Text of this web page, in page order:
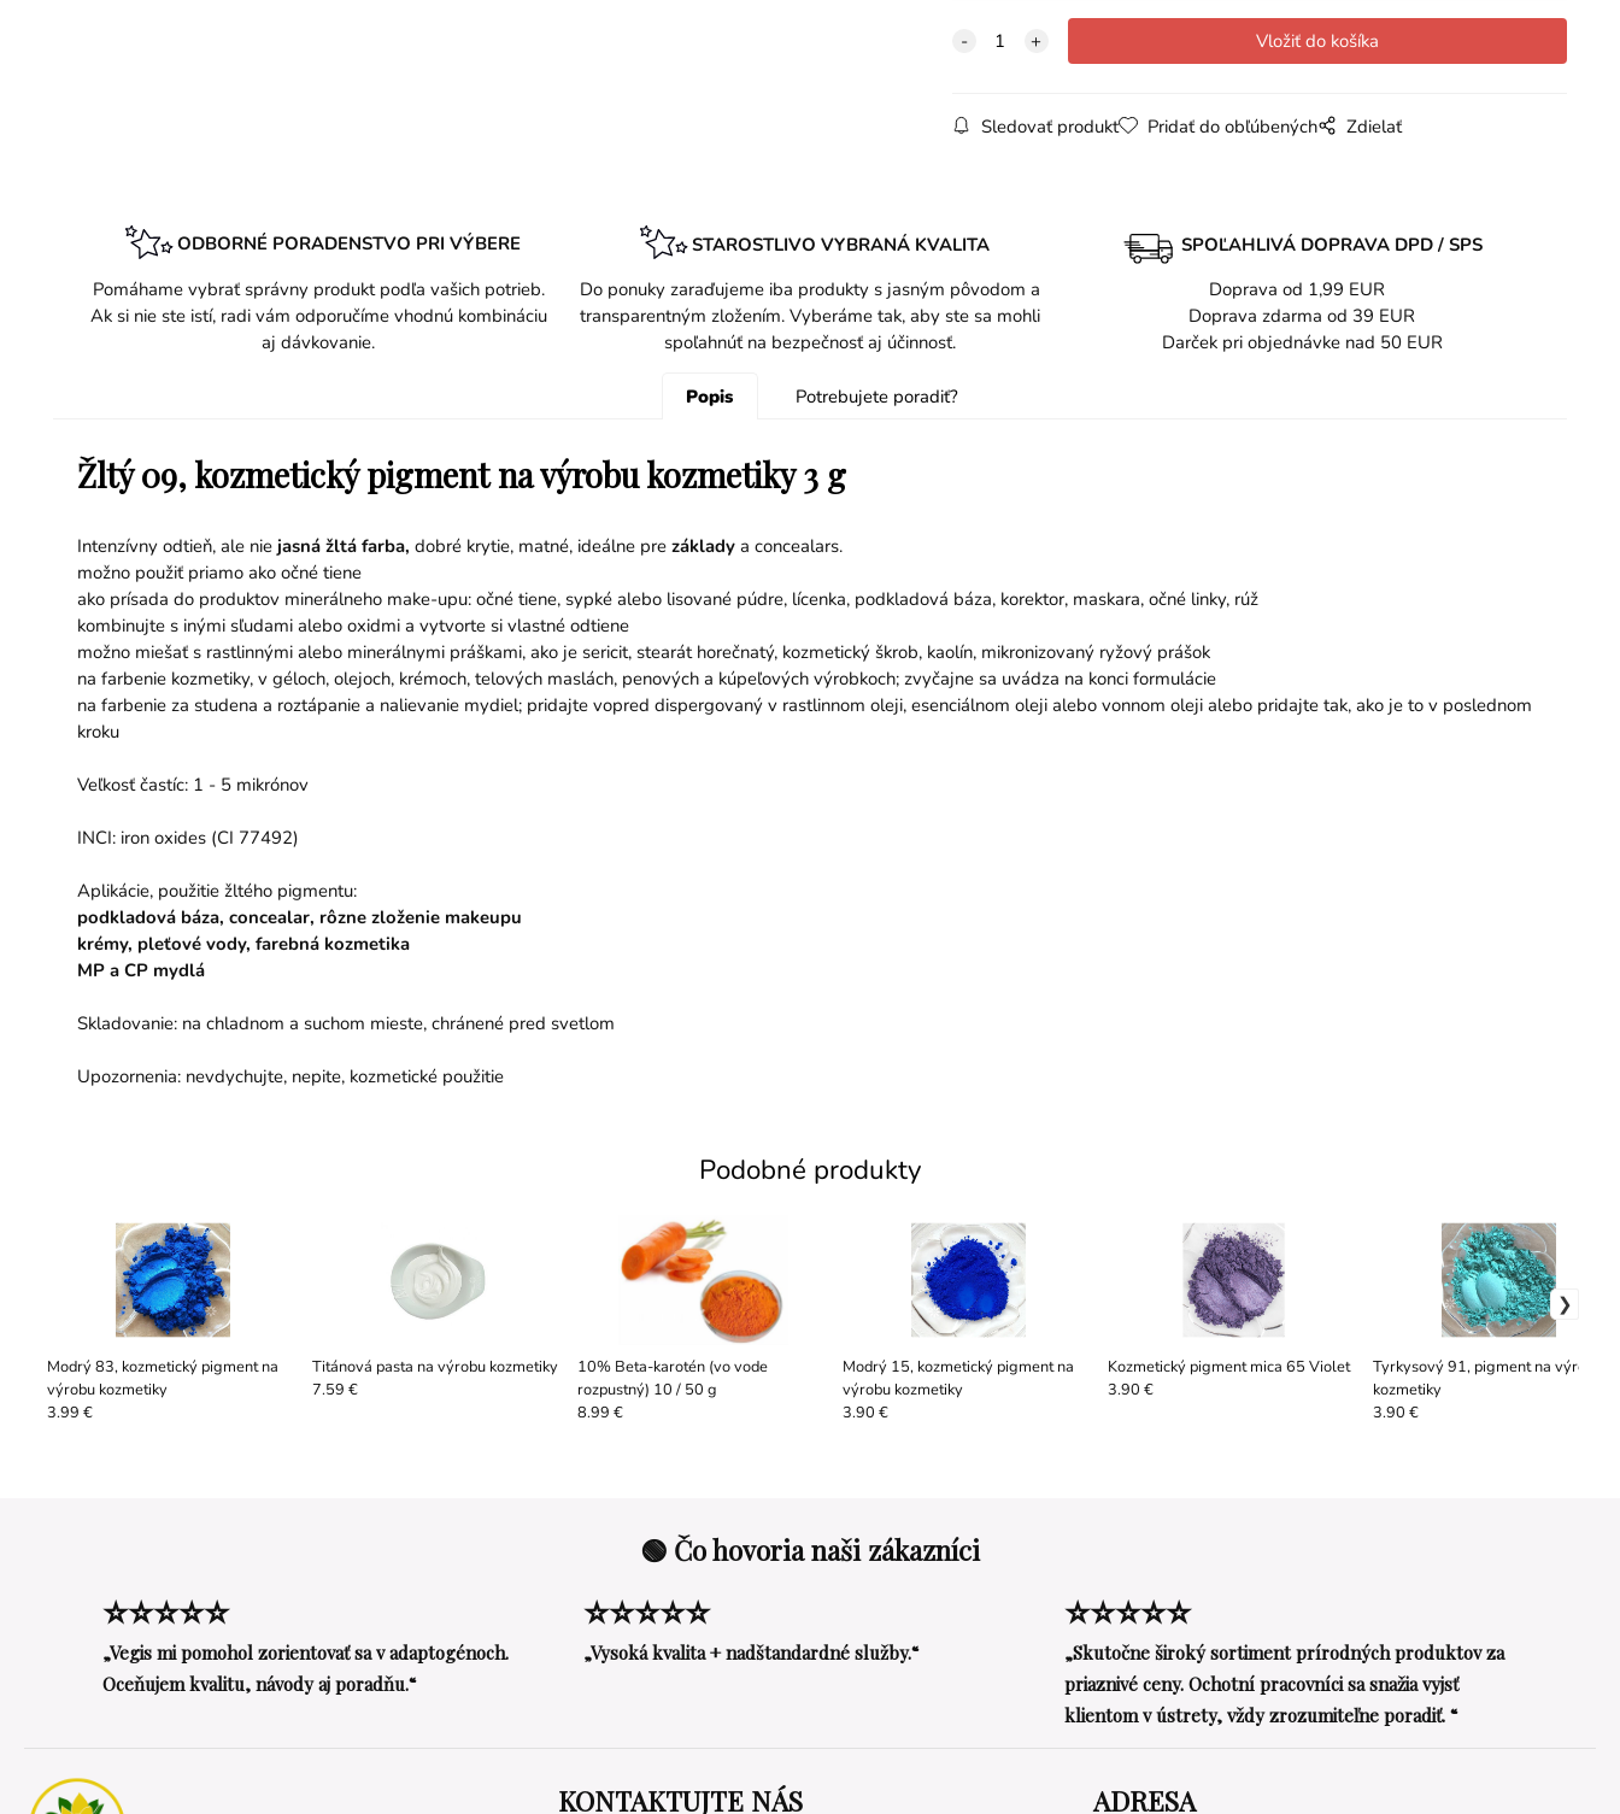
Sledovať produkt Pridať do obľúbených Zdielať
ODBORNÉ PORADENSTVO PRI VÝBERE
Pomáhame vybrať správny produkt podľa vašich potrieb.
Ak si nie ste istí, radi vám odporučíme vhodnú kombináciu
aj dávkovanie.
STAROSTLIVO VYBRANÁ KVALITA
Do ponuky zaraďujeme iba produkty s jasným pôvodom a
transparentným zložením. Vyberáme tak, aby ste sa mohli
spoľahnúť na bezpečnosť aj účinnosť.
SPOĽAHLIVÁ DOPRAVA DPD / SPS
Doprava od 1,99 EUR
Doprava zdarma od 39 EUR
Darček pri objednávke nad 50 EUR
Popis Potrebujete poradiť?
Žltý 09, kozmetický pigment na výrobu kozmetiky 3 g
Intenzívny odtieň, ale niejasná žltá farba, dobré krytie, matné, ideálne pre základya concealars.
možno použiť priamo ako očné tiene
ako prísada do produktov minerálneho make-upu: očné tiene, sypké alebo lisované púdre, lícenka, podkladová báza, korektor, maskara, očné linky, rúž
kombinujte s inými sľudami alebo oxidmi a vytvorte si vlastné odtiene
možno miešať s rastlinnými alebo minerálnymi práškami, ako je sericit, stearát horečnatý, kozmetický škrob, kaolín, mikronizovaný ryžový prášok
na farbenie kozmetiky, v géloch, olejoch, krémoch, telových maslách, penových a kúpeľových výrobkoch; zvyčajne sa uvádza na konci formulácie
na farbenie za studena a roztápanie a nalievanie mydiel; pridajte vopred dispergovaný v rastlinnom oleji, esenciálnom oleji alebo vonnom oleji alebo pridajte tak, ako je to v poslednom
kroku
Veľkosť častíc: 1 - 5 mikrónov
INCI: iron oxides (CI 77492)
Aplikácie, použitie žltého pigmentu:
podkladová báza, concealar, rôzne zloženie makeupu
krémy, pleťové vody, farebná kozmetika
MP a CP mydlá
Skladovanie: na chladnom a suchom mieste, chránené pred svetlom
Upozornenia: nevdychujte, nepite, kozmetické použitie
Podobné produkty
Modrý 83, kozmetický pigment na
výrobu kozmetiky
3.99 €
Titánová pasta na výrobu kozmetiky
7.59 €
10% Beta-karotén (vo vode
rozpustný) 10 / 50 g
8.99 €
Modrý 15, kozmetický pigment na
výrobu kozmetiky
3.90 €
Kozmetický pigment mica 65 Violet
3.90 €
Tyrkysový 91, pigment na výrobu
kozmetiky
3.90 €
🟢 Čo hovoria naši zákazníci
⭐⭐⭐⭐⭐
„Vegis mi pomohol zorientovať sa v adaptogénoch.
Oceňujem kvalitu, návody aj poradňu.“
⭐⭐⭐⭐⭐
„Vysoká kvalita + nadštandardné služby.“
⭐⭐⭐⭐⭐
„Skutočne široký sortiment prírodných produktov za
priaznivé ceny. Ochotní pracovníci sa snažia vyjsť
klientom v ústrety, vždy zrozumiteľne poradiť. “
KONTAKTUJTE NÁS ADRESA